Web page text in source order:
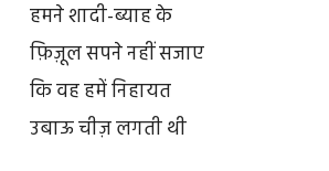
हमने शादी-ब्याह के
फ़िज़ूल सपने नहीं सजाए
कि वह हमें निहायत
उबाऊ चीज़ लगती थी